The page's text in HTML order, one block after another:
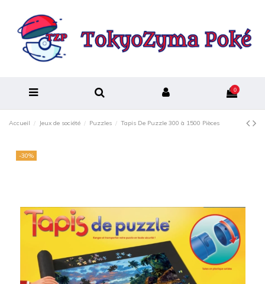
0
Accueil Jeux de société Puzzles Tapis De Puzzle 300 à 1500 Pièces
-30%